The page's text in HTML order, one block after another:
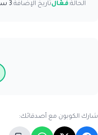
الحالة:فعّالتاريخ الإضافة:3 سنوات مضت
شارك الكوبون مع أصدقائك: